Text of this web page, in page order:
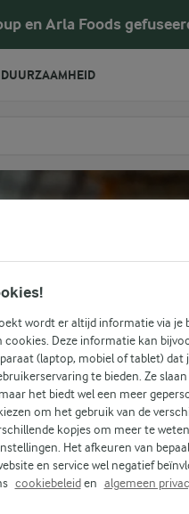
en Arla Foods
DUURZAAMHEID
wordt er altijd informatie via je
Deze informatie kan
(laptop, mobiel of tablet) dat
te bieden. Ze
het biedt wel een meer
om het gebruik van de
kopjes om meer te
Het afkeuren van
en service wel negatief
cookiebeleiden algemeen